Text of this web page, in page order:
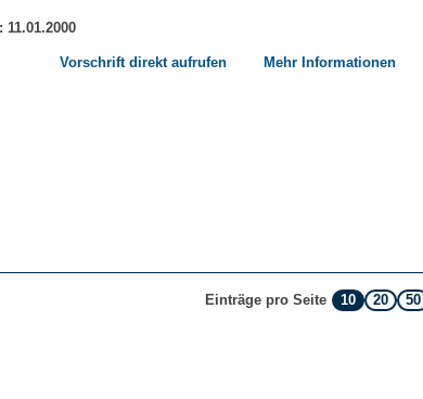
Vorschrift direkt aufrufen Mehr Informationen
Einträge pro Seite 10 20 50